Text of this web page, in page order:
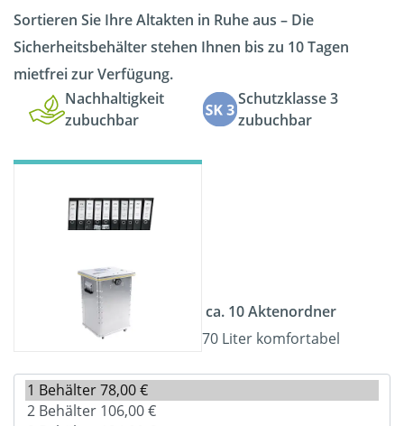
Sortieren Sie Ihre Altakten in Ruhe aus – Die
Sicherheitsbehälter stehen Ihnen bis zu 10 Tagen
mietfrei zur Verfügung.
Nachhaltigkeit
zubuchbar
Schutzklasse 3
zubuchbar
ca. 10 Aktenordner
70 Liter komfortabel